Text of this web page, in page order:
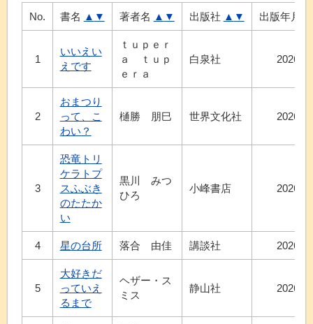
No. 書名 ▲ ▼ 著者名 ▲ ▼ 出版社 ▲ ▼ 出版年月
1
いいえい
えです
ｔｕｐｅｒ
ａ ｔｕｐ
ｅｒａ
白泉社 2026.4
2
おまつり
って、こ
わい？
樋勝 朋巳 世界文化社 2026.7
3
恐竜トリ
ケラトプ
スふぶき
のたたか
い
黒川 みつ
ひろ
小峰書店 2026.6
4 星の台所 落合 由佳 講談社 2026.7
5
大好きだ
っていえ
るまで
ヘザー・ス
ミス
静山社 2026.7